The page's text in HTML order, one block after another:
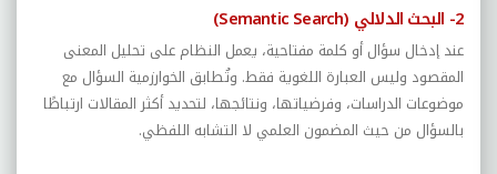
2- البحث الدلالي ( Semantic Search
)
عند إدخال سؤال أو كلمة مفتاحية، يعمل النظام على تحليل المعنى
المقصود وليس العبارة اللغوية فقط. وتُطابق الخوارزمية السؤال مع
موضوعات الدراسات، وفرضياتها، ونتائجها، لتحديد أكثر المقالات ارتباطًا
بالسؤال من حيث المضمون العلمي لا التشابه اللفظي.